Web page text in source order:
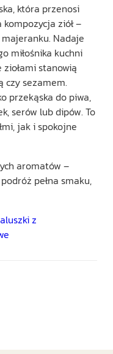
która przenosi
ziół –
Nadaje
miłośnika kuchni
stanowią
czy sezamem.
przekąska do piwa,
serów lub dipów. To
jak i spokojne
aromatów –
pełna smaku,
z